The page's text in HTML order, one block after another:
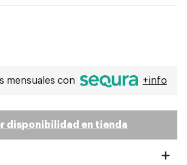
mensuales con +info
disponibilidad en tienda